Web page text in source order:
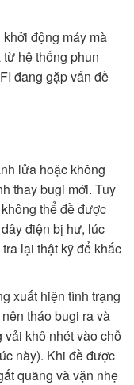
động máy mà
hệ thống phun
đang gặp vấn đề
lửa hoặc không
thay bugi mới. Tuy
thể đề được
điện bị hư, lúc
lại thật kỹ để khắc
xuất hiện tình trạng
tháo bugi ra và
vải khô nhét vào chỗ
này). Khi đề được
quãng và vặn nhẹ